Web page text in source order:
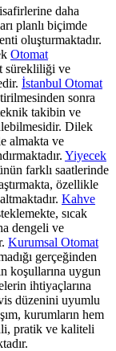
daha
planlı biçimde
oluşturmaktadır.
Otomat
sürekliliği ve
İstanbul Otomat
sonra
takibin ve
Dilek
almakta ve
Yiyecek
farklı saatlerinde
özellikle
Kahve
sıcak
dengeli ve
Kurumsal Otomat
gerçeğinden
koşullarına uygun
ihtiyaçlarına
düzenini uyumlu
kurumların hem
pratik ve kaliteli